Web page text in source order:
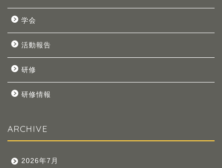
学会
活動報告
研修
研修情報
ARCHIVE
2026年7月